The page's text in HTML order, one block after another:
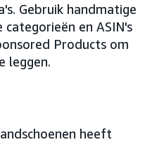
Gebruik handmatige
en ASIN's
Products om
leggen.
heeft